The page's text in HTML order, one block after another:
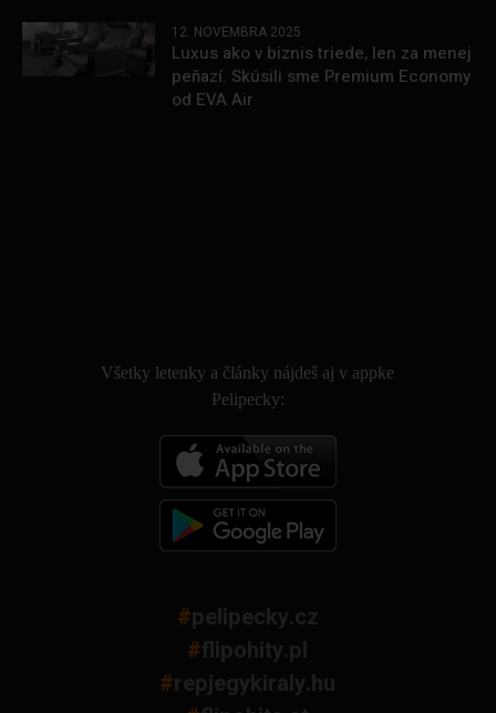
12. NOVEMBRA 2025
Luxus ako v biznis triede, len za menej
peňazí. Skúsili sme Premium Economy
od EVA Air
Všetky letenky a články nájdeš aj v appke
Pelipecky:
#pelipecky.cz
#flipohity.pl
#repjegykiraly.hu